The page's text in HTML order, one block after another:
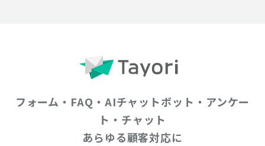
フォーム・FAQ・AIチャットボット・アンケー
ト・チャット
あらゆる顧客対応に